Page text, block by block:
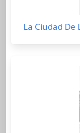
La Ciudad De